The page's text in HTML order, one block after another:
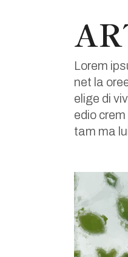
Lorem
net la
elige di
edio
tam ma